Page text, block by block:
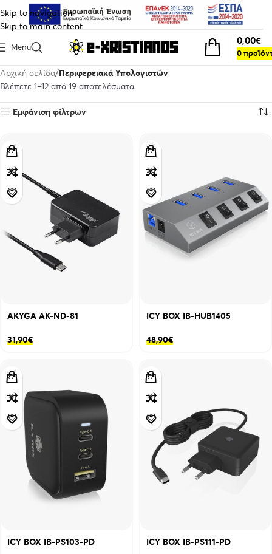
Skip to navigation
Skip to main content
Menu
0
0,00€
Αρχική σελίδα Περιφερειακά Υπολογιστών
Βλέπετε 1–12 από 19 αποτελέσματα
Εμφάνιση φίλτρων
AKYGA AK-ND-81
31,90€
ICY BOX IB-HUB1405
48,90€
ICY BOX IB-PS103-PD ICY BOX IB-PS111-PD